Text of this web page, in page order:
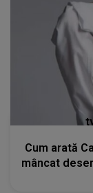
Cum arată
mâncat